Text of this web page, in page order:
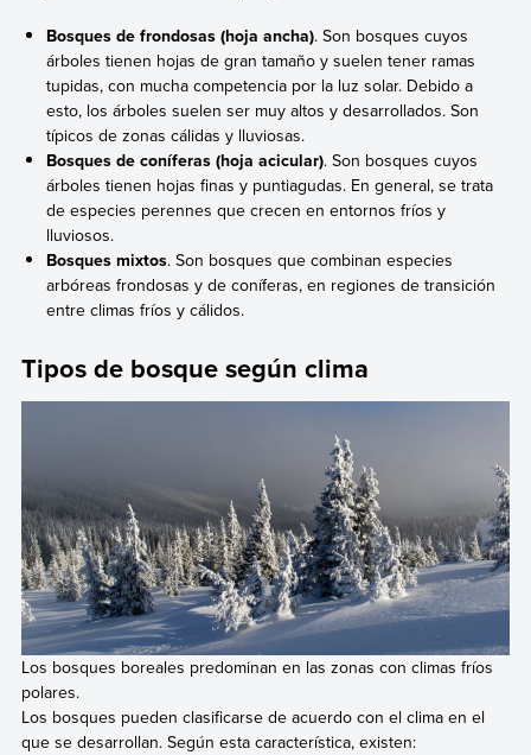
Bosques de frondosas (hoja ancha). Son bosques cuyos
árboles tienen hojas de gran tamaño y suelen tener ramas
tupidas, con mucha competencia por la luz solar. Debido a
esto, los árboles suelen ser muy altos y desarrollados. Son
típicos de zonas cálidas y lluviosas.
Bosques de coníferas (hoja acicular). Son bosques cuyos
árboles tienen hojas finas y puntiagudas. En general, se trata
de especies perennes que crecen en entornos fríos y
lluviosos.
Bosques mixtos. Son bosques que combinan especies
arbóreas frondosas y de coníferas, en regiones de transición
entre climas fríos y cálidos.
Tipos de bosque según clima
Los bosques boreales predominan en las zonas con climas fríos
polares.
Los bosques pueden clasificarse de acuerdo con el clima en el
que se desarrollan. Según esta característica, existen: